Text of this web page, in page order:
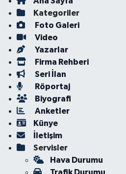
Kategoriler
Foto Galeri
Video
Yazarlar
Firma Rehberi
Seri İlan
Röportaj
Biyografi
Anketler
Künye
İletişim
Servisler
Hava Durumu
Trafik Durumu